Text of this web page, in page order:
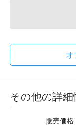
オ
その他の詳細
販売価格